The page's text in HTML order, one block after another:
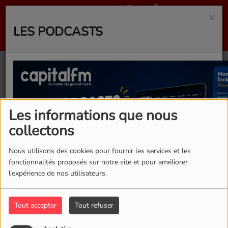
Les informations que nous
collectons
Nous utilisons des cookies pour fournir les services et les
fonctionnalités proposés sur notre site et pour améliorer
l'expérience de nos utilisateurs.
Tout accepter Tout refuser
×
LES PODCASTS